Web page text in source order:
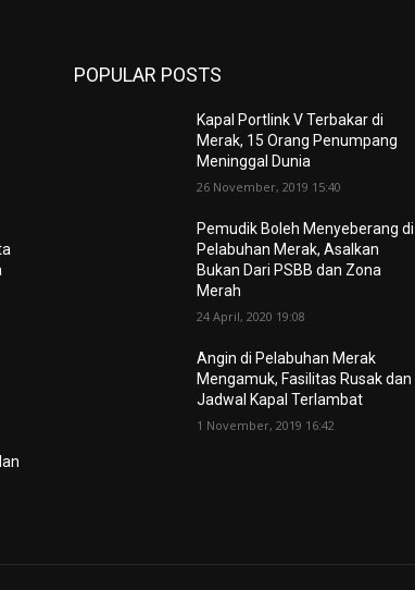
POPULAR POSTS
Kapal Portlink V Terbakar di
Merak, 15 Orang Penumpang
Meninggal Dunia
26 November, 2019 15:40
Pemudik Boleh Menyeberang di
Pelabuhan Merak, Asalkan
Bukan Dari PSBB dan Zona
Merah
24 April, 2020 19:08
Angin di Pelabuhan Merak
Mengamuk, Fasilitas Rusak dan
Jadwal Kapal Terlambat
1 November, 2019 16:42